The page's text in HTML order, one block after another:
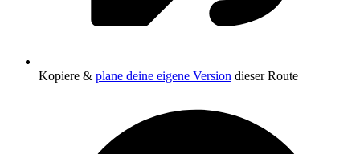
Kopiere & plane deine eigene Version dieser Route